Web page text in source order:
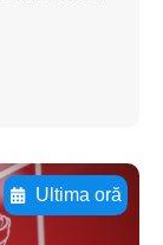
Ultima oră